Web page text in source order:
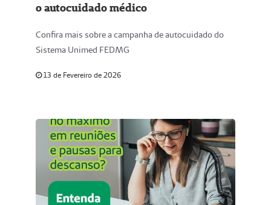
o autocuidado médico
Confira mais sobre a campanha de autocuidado do
Sistema Unimed FEDMG
13 de Fevereiro de 2026